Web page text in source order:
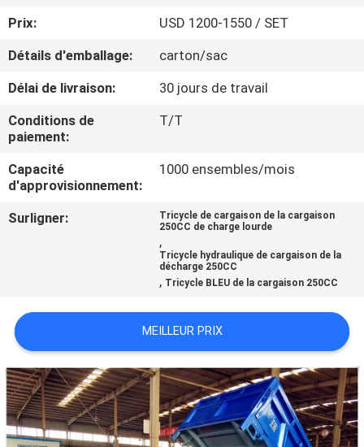
CONTRÔLE
DE
QUALITÉ
CONTACTEZ-
NOUS
NOUVELLES
CITATION
PLAN
DU
SITE
Prix:
USD 1200-1550 / SET
Détails d'emballage:
carton/sac
Délai de livraison:
30 jours de travail
Conditions de
paiement:
T/T
Capacité
d'approvisionnement:
1000 ensembles/mois
Surligner:
Tricycle de cargaison de la cargaison
250CC de charge lourde
,
Tricycle hydraulique de cargaison de la
décharge 250CC
, Tricycle BLEU de la cargaison 250CC
MEILLEUR PRIX